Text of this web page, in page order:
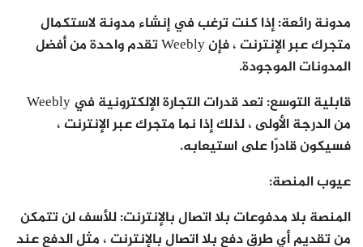
مدونة رائعة:إذا كنت ترغب في إنشاء مدونة لاستكمال
متجرك عبر الإنترنت ، فإن Weebly تقدم واحدة من أفضل
المدونات الموجودة.
قابلية التوسع:
تعد قدرات التجارة الإلكترونية في Weebly
من الدرجة الأولى ، لذلك إذا نما متجرك عبر الإنترنت ،
فسيكون قادرًا على استيعابه.
عيوب المنصة:
المنصة بلا مدفوعات بلا اتصال بالإنترنت:للأسف لن تتمكن
من تقديم أي طرق دفع بلا اتصال بالإنترنت ، مثل الدفع عند